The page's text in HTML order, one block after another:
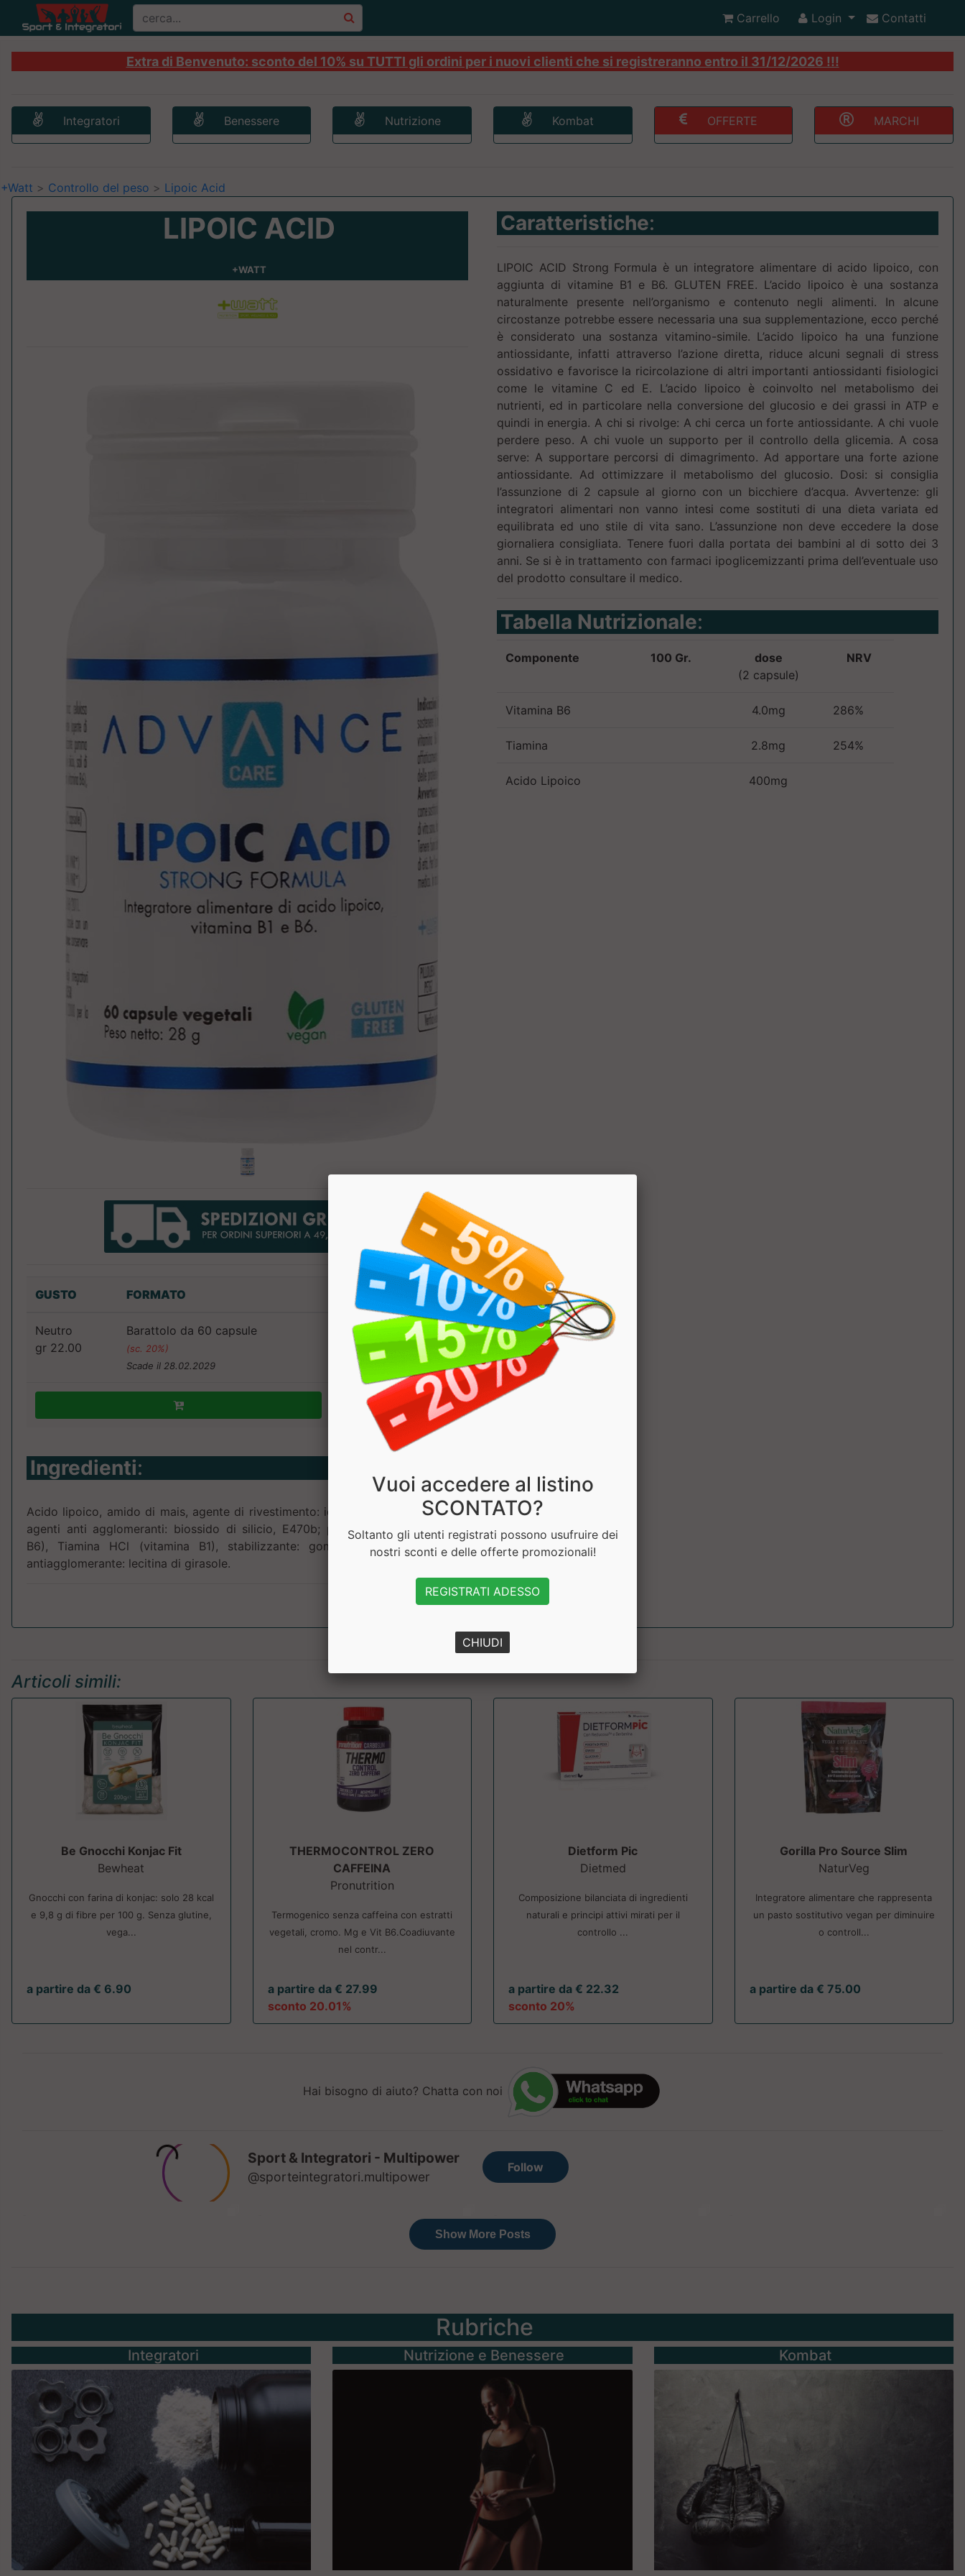
Carrello Login Contatti
Extra di Benvenuto: sconto del 10% su TUTTI gli ordini per i nuovi clienti che si registreranno entro il 31/12/2026 !!!
Integratori Benessere Nutrizione Kombat OFFERTE MARCHI
+Watt > Controllo del peso > Lipoic Acid
LIPOIC ACID
+WATT
GUSTO FORMATO PREZZO
Neutro
gr 22.00
Barattolo da 60 capsule
(sc. 20%)
Scade il 28.02.2029
€ 24.00
€ 19.20
Ingredienti:
Acido lipoico, amido di mais, agente di rivestimento: idrossipropilmetilcellulosa;
agenti anti agglomeranti: biossido di silicio, E470b; piridossina HCl (vitamina
B6), Tiamina HCl (vitamina B1), stabilizzante: gomma di gellano; agente
antiagglomerante: lecitina di girasole.
Caratteristiche:
LIPOIC ACID Strong Formula è un integratore alimentare di acido lipoico, con
aggiunta di vitamine B1 e B6. GLUTEN FREE. L’acido lipoico è una sostanza
naturalmente presente nell’organismo e contenuto negli alimenti. In alcune
circostanze potrebbe essere necessaria una sua supplementazione, ecco perché
è considerato una sostanza vitamino-simile. L’acido lipoico ha una funzione
antiossidante, infatti attraverso l’azione diretta, riduce alcuni segnali di stress
ossidativo e favorisce la ricircolazione di altri importanti antiossidanti fisiologici
come le vitamine C ed E. L’acido lipoico è coinvolto nel metabolismo dei
nutrienti, ed in particolare nella conversione del glucosio e dei grassi in ATP e
quindi in energia. A chi si rivolge: A chi cerca un forte antiossidante. A chi vuole
perdere peso. A chi vuole un supporto per il controllo della glicemia. A cosa
serve: A supportare percorsi di dimagrimento. Ad apportare una forte azione
antiossidante. Ad ottimizzare il metabolismo del glucosio. Dosi: si consiglia
l’assunzione di 2 capsule al giorno con un bicchiere d’acqua. Avvertenze: gli
integratori alimentari non vanno intesi come sostituti di una dieta variata ed
equilibrata ed uno stile di vita sano. L’assunzione non deve eccedere la dose
giornaliera consigliata. Tenere fuori dalla portata dei bambini al di sotto dei 3
anni. Se si è in trattamento con farmaci ipoglicemizzanti prima dell’eventuale uso
del prodotto consultare il medico.
Tabella Nutrizionale:
Componente 100 Gr.
dose
(2 capsule)
NRV
Vitamina B6 4.0mg 286%
Tiamina 2.8mg 254%
Acido Lipoico 400mg
Articoli simili:
Be Gnocchi Konjac Fit
Bewheat
Gnocchi con farina di konjac: solo 28 kcal
e 9,8 g di fibre per 100 g. Senza glutine,
vega...
a partire da € 6.90
THERMOCONTROL ZERO
CAFFEINA
Pronutrition
Termogenico senza caffeina con estratti
vegetali, cromo. Mg e Vit B6.Coadiuvante
nel contr...
a partire da € 27.99
sconto 20.01%
Dietform Pic
Dietmed
Composizione bilanciata di ingredienti
naturali e principi attivi mirati per il
controllo ...
a partire da € 22.32
sconto 20%
Gorilla Pro Source Slim
NaturVeg
Integratore alimentare che rappresenta
un pasto sostitutivo vegan per diminuire
o controll...
a partire da € 75.00
Hai bisogno di aiuto? Chatta con noi
Rubriche
Integratori Nutrizione e Benessere Kombat
Vuoi accedere al listino
SCONTATO?
Soltanto gli utenti registrati possono usufruire dei
nostri sconti e delle offerte promozionali!
REGISTRATI ADESSO
CHIUDI